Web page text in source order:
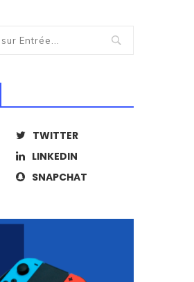
TWITTER
LINKEDIN
SNAPCHAT